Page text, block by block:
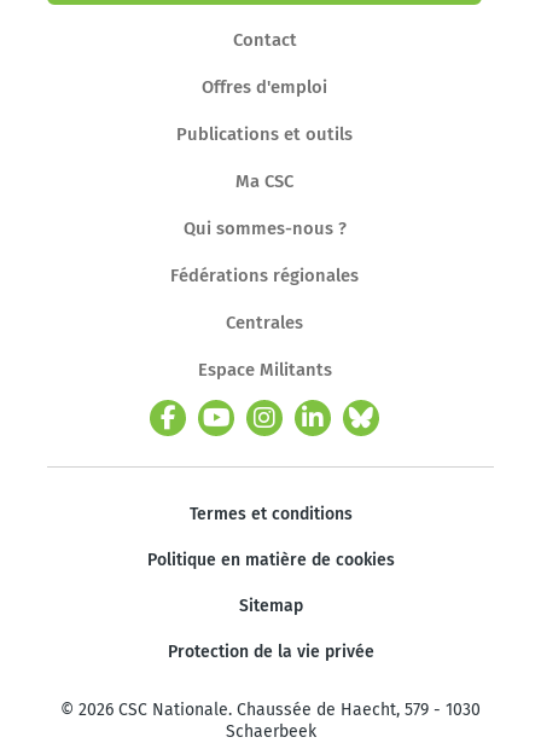
Contact
Offres d'emploi
Publications et outils
Ma CSC
Qui sommes-nous ?
Fédérations régionales
Centrales
Espace Militants
Termes et conditions
Politique en matière de cookies
Sitemap
Protection de la vie privée
© 2026 CSC Nationale. Chaussée de Haecht, 579 - 1030
Schaerbeek